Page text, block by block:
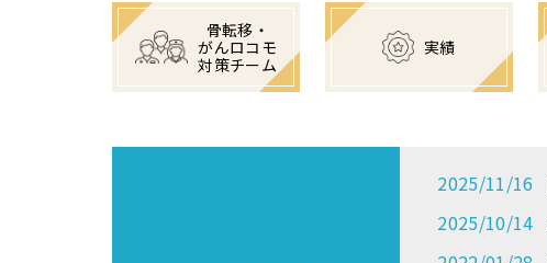
骨転移・
がんロコモ
対策チーム
実績
2025/11/16
2025/10/14